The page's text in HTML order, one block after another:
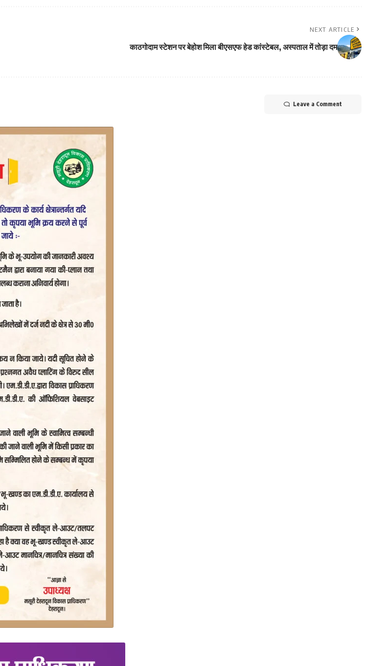
NEXT ARTICLE
काठगोदाम स्टेशन पर बेहोश मिला बीएसएफ हेड कांस्टेबल, अस्पताल में तोड़ा दम
Leave a Comment